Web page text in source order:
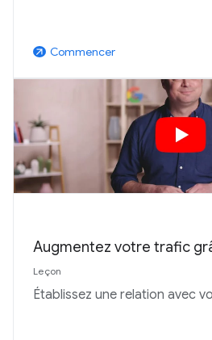
arrow_outward Commencer
Augmentez votre trafic
Leçon
Établissez une relation avec